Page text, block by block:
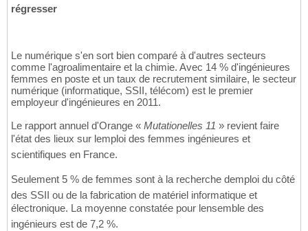
régresser
Le numérique s'en sort bien comparé à d'autres secteurs
comme l'agroalimentaire et la chimie. Avec 14 % d'ingénieures
femmes en poste et un taux de recrutement similaire, le secteur
numérique (informatique, SSII, télécom) est le premier
employeur d'ingénieures en 2011.
Le rapport annuel d'Orange « Mutationelles 11 » revient faire
l'état des lieux sur lemploi des femmes ingénieures et
scientifiques en France.
Seulement 5 % de femmes sont à la recherche demploi du côté
des SSII ou de la fabrication de matériel informatique et
électronique. La moyenne constatée pour lensemble des
ingénieurs est de 7,2 %.